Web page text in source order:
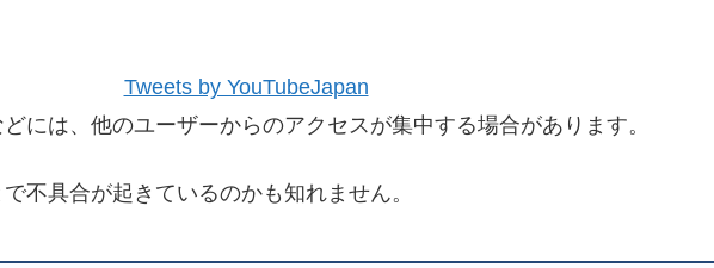
Tweets by YouTubeJapan
には、他のユーザーからのアクセスが集中する場合があります。
不具合が起きているのかも知れません。